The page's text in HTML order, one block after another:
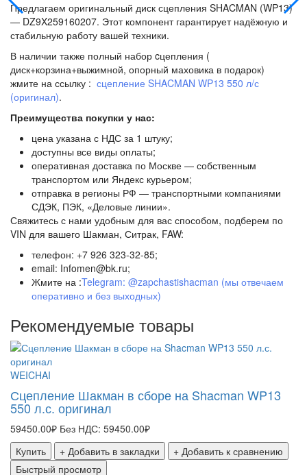
Предлагаем оригинальный диск сцепления SHACMAN (WP13)
— DZ9X259160207. Этот компонент гарантирует надёжную и
стабильную работу вашей техники.
В наличии также полный набор cцепления (
диск+корзина+выжимной, опорный маховика в подарок)
жмите на ссылку : сцепление SHACMAN WP13 550 л/с
(оригинал).
Преимущества покупки у нас:
цена указана с НДС за 1 штуку;
доступны все виды оплаты;
оперативная доставка по Москве — собственным
транспортом или Яндекс курьером;
отправка в регионы РФ — транспортными компаниями
СДЭК, ПЭК, «Деловые линии».
Свяжитесь с нами удобным для вас способом, подберем по
VIN для вашего Шакман, Ситрак, FAW:
телефон: +7 926 323-32-85;
email: Infomen@bk.ru;
Жмите на :Telegram: @zapchastishacman (мы отвечаем
оперативно и без выходных)
Рекомендуемые товары
WEICHAI
Сцепление Шакман в сборе на Shacman WP13
550 л.с. оригинал
59450.00₽ Без НДС: 59450.00₽
Купить
+ Добавить в закладки
+ Добавить к сравнению
Быстрый просмотр